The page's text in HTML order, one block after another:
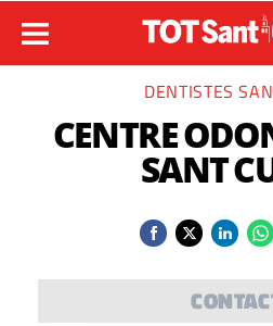
DENTISTES
CENTRE
SANT